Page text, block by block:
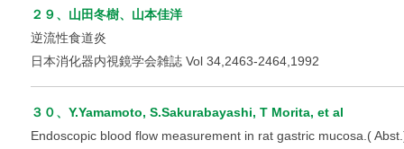
２９、山田冬樹、山本佳洋
逆流性食道炎
日本消化器内視鏡学会雑誌 Vol 34,2463-2464,1992
３０、Y.Yamamoto, S.Sakurabayashi, T Morita, et al
Endoscopic blood flow measurement in rat gastric mucosa.(